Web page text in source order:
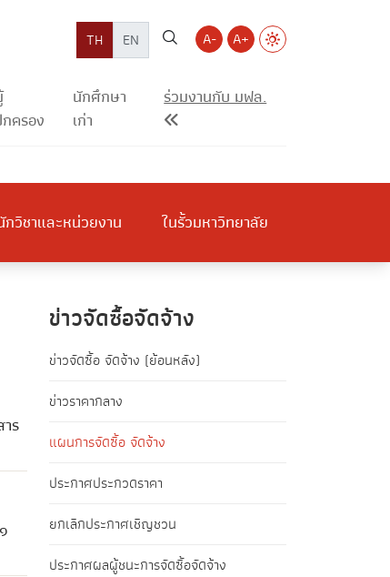
TH EN A- A+
ครอง
นักศึกษา
เก่า
ร่วมงานกับ มฟล.
กวิชาและหน่วยงาน ในรั้วมหาวิทยาลัย
ร
ข่าวจัดซื้อจัดจ้าง
ข่าวจัดซื้อ จัดจ้าง (ย้อนหลัง)
ข่าวราคากลาง
แผนการจัดซื้อ จัดจ้าง
ประกาศประกวดราคา
ยกเลิกประกาศเชิญชวน
ประกาศผลผู้ชนะการจัดซื้อจัดจ้าง